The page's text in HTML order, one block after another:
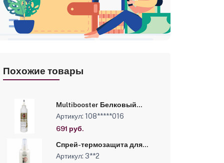
Похожие товары
Multibooster Белковый
концентрат для волос
LUXOR Professional190 мл
Артикул: 108*****016
691 руб.
Спрей-термозащита для
волос «Invisible Care» серии
"Styling" линии Studio
Артикул: 3**2